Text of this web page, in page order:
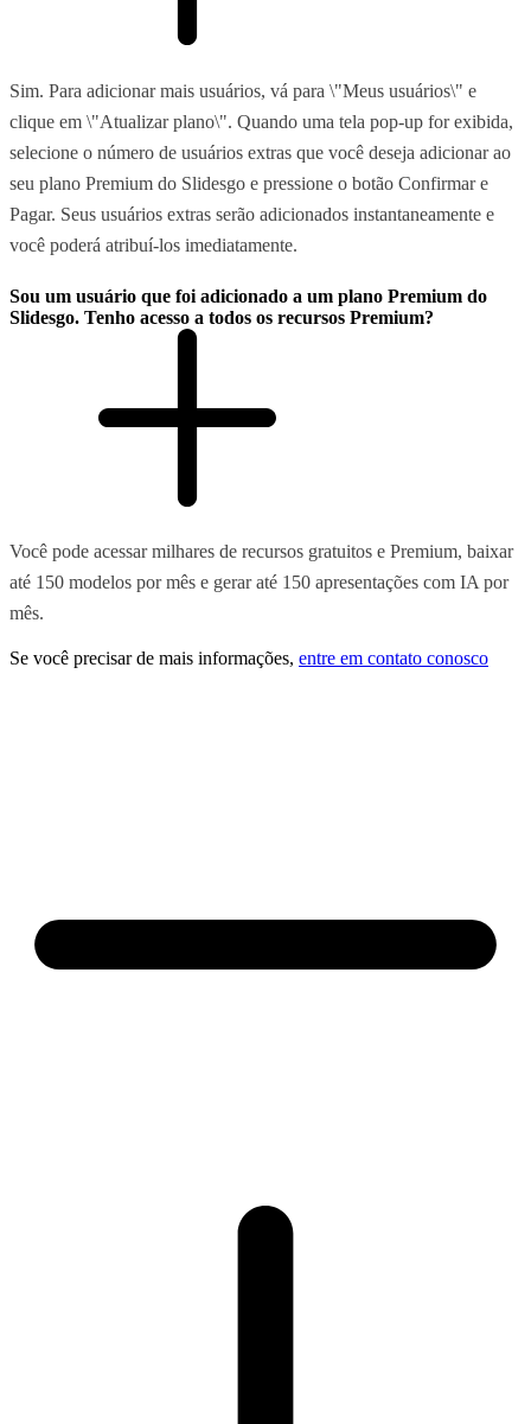
Sim. Para adicionar mais usuários, vá para \"Meus usuários\" e
clique em \"Atualizar plano\". Quando uma tela pop-up for exibida,
selecione o número de usuários extras que você deseja adicionar ao
seu plano Premium do Slidesgo e pressione o botão Confirmar e
Pagar. Seus usuários extras serão adicionados instantaneamente e
você poderá atribuí-los imediatamente.
Sou um usuário que foi adicionado a um plano Premium do
Slidesgo. Tenho acesso a todos os recursos Premium?
Você pode acessar milhares de recursos gratuitos e Premium, baixar
até 150 modelos por mês e gerar até 150 apresentações com IA por
mês.
Se você precisar de mais informações, entre em contato conosco